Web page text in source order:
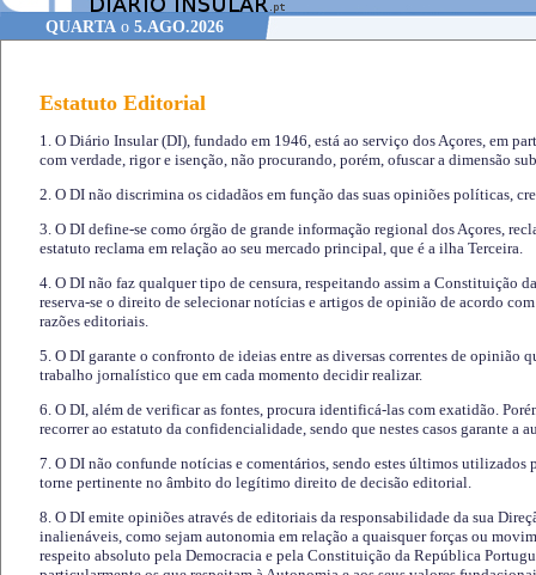
QUARTA o 5.AGO.2026
Estatuto Editorial
1. O Diário Insular (DI), fundado em 1946, está ao serviço dos Açores, em
com verdade, rigor e isenção, não procurando, porém, ofuscar a dimensão
2. O DI não discrimina os cidadãos em função das suas opiniões políticas,
3. O DI define-se como órgão de grande informação regional dos Açores,
estatuto reclama em relação ao seu mercado principal, que é a ilha Terceira.
4. O DI não faz qualquer tipo de censura, respeitando assim a Constituição
reserva-se o direito de selecionar notícias e artigos de opinião de acordo
razões editoriais.
5. O DI garante o confronto de ideias entre as diversas correntes de opinião
trabalho jornalístico que em cada momento decidir realizar.
6. O DI, além de verificar as fontes, procura identificá-las com exatidão.
recorrer ao estatuto da confidencialidade, sendo que nestes casos garante a
7. O DI não confunde notícias e comentários, sendo estes últimos utilizados
torne pertinente no âmbito do legítimo direito de decisão editorial.
8. O DI emite opiniões através de editoriais da responsabilidade da sua
inalienáveis, como sejam autonomia em relação a quaisquer forças ou
respeito absoluto pela Democracia e pela Constituição da República